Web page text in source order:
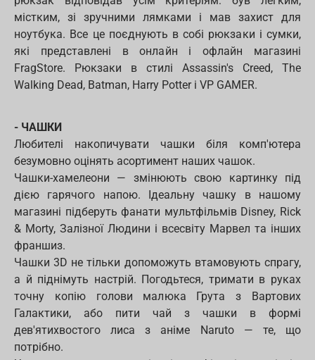
містким, зі зручними лямками і мав захист для
ноутбука. Все це поєднують в собі рюкзаки і сумки,
які представлені в онлайн і офлайн магазині
FragStore. Рюкзаки в стилі Assassin's Creed, The
Walking Dead, Batman, Harry Potter і VP GAMER.
- ЧАШКИ
Любителі накопичувати чашки біля комп'ютера
безумовно оцінять асортимент наших чашок.
Чашки-хамелеони — змінюють свою картинку під
дією гарячого напою. Ідеальну чашку в нашому
магазині підберуть фанати мультфільмів Disney, Rick
& Morty, Залізної Людини і всесвіту Марвел та інших
франшиз.
Чашки 3D не тільки допоможуть втамовують спрагу,
а й піднімуть настрій. Погодьтеся, тримати в руках
точну копію голови малюка Грута з Вартових
Галактики, або пити чай з чашки в формі
дев'ятихвостого лиса з аніме Naruto — те, що
потрібно.